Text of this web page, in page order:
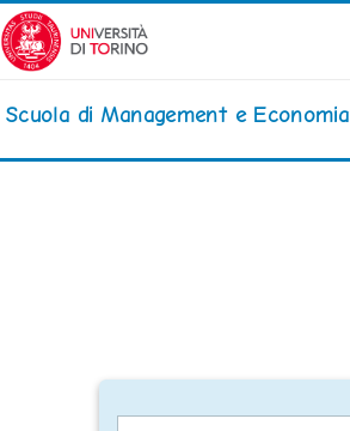
Vai al contenuto principale
Scuola di Management e Economia